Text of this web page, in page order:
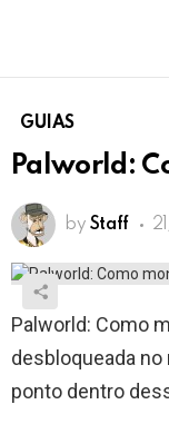
GUIAS
Palworld:
by Staff
Palworld: Como
desbloqueada
ponto dentro